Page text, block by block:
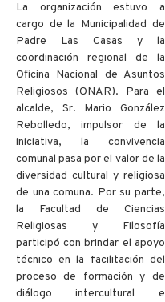
La organización estuvo a
cargo de la Municipalidad de
Padre Las Casas y la
coordinación regional de la
Oficina Nacional de Asuntos
Religiosos (ONAR). Para el
alcalde, Sr. Mario González
Rebolledo, impulsor de la
iniciativa, la convivencia
comunal pasa por el valor de la
diversidad cultural y religiosa
de una comuna. Por su parte,
la Facultad de Ciencias
Religiosas y Filosofía
participó con brindar el apoyo
técnico en la facilitación del
proceso de formación y de
diálogo intercultural e